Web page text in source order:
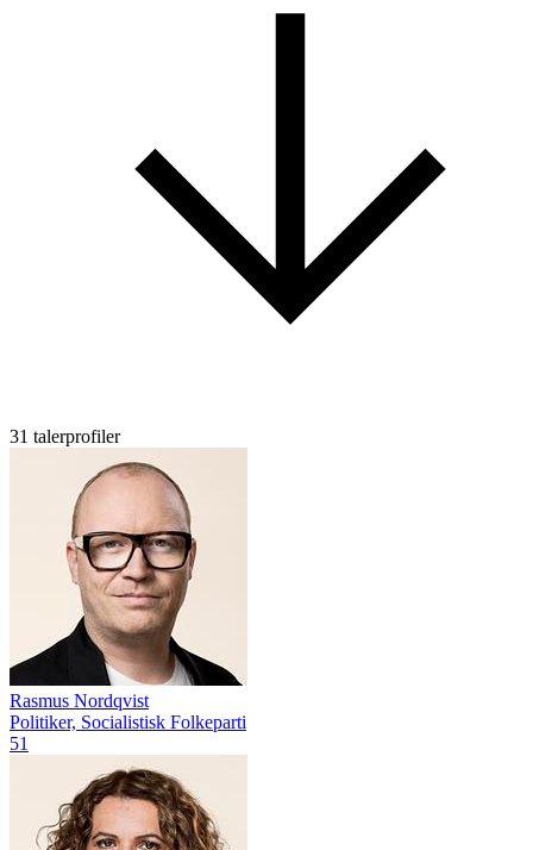
31 talerprofiler
Rasmus Nordqvist
Politiker, Socialistisk Folkeparti
51